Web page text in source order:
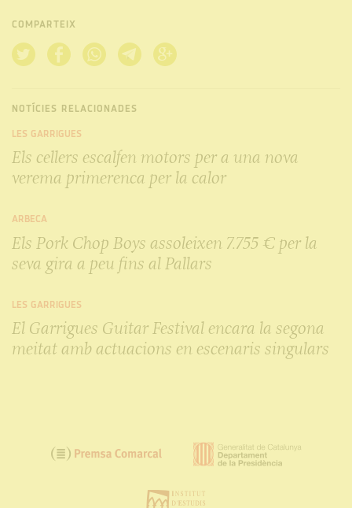
COMPARTEIX
NOTÍCIES RELACIONADES
LES GARRIGUES
Els cellers escalfen motors per a una nova
verema primerenca per la calor
ARBECA
Els Pork Chop Boys assoleixen 7.755 € per la
seva gira a peu fins al Pallars
LES GARRIGUES
El Garrigues Guitar Festival encara la segona
meitat amb actuacions en escenaris singulars